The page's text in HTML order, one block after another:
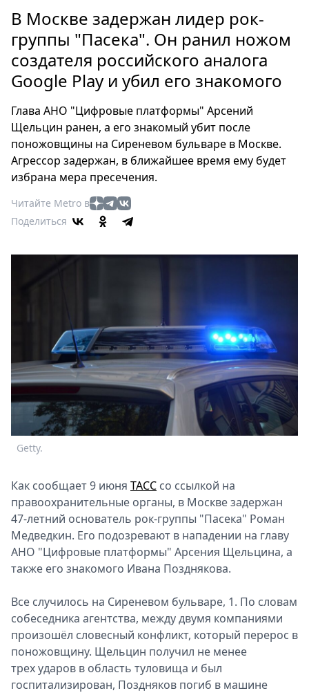
Россия
Мир
Здоровье
Еда
Туризм
Мода
Театр
Кино
Афиша
Книги
Выставки
Пресс-
релизы
Спецпроекты
Звезды
Выборы
2026
Скачай
Metro
В Москве задержан лидер рок-
группы "Пасека". Он ранил ножом
создателя российского аналога
Google Play и убил его знакомого
Глава АНО "Цифровые платформы" Арсений
Щельцин ранен, а его знакомый убит после
поножовщины на Сиреневом бульваре в Москве.
Агрессор задержан, в ближайшее время ему будет
избрана мера пресечения.
Читайте Metro в
Поделиться
Getty.
Как сообщает 9 июня ТАСС со ссылкой на
правоохранительные органы, в Москве задержан
47-летний основатель рок-группы "Пасека" Роман
Медведкин. Его подозревают в нападении на главу
АНО "Цифровые платформы" Арсения Щельцина, а
также его знакомого Ивана Позднякова.
Все случилось на Сиреневом бульваре, 1. По словам
собеседника агентства, между двумя компаниями
произошёл словесный конфликт, который перерос в
поножовщину. Щельцин получил не менее
трех ударов в область туловища и был
госпитализирован, Поздняков погиб в машине